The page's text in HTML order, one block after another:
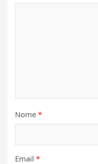
Nome *
Email *